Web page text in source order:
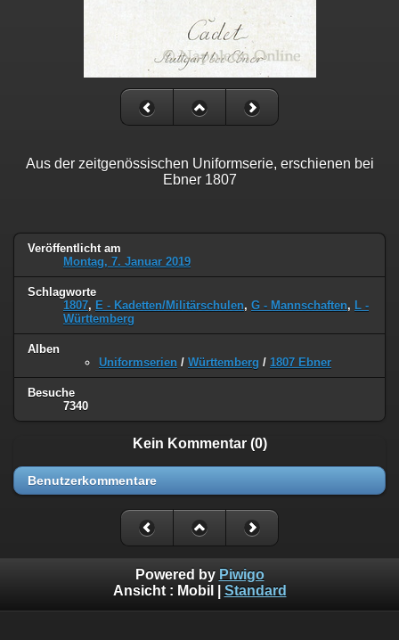
Aus der zeitgenössischen Uniformserie, erschienen bei
Ebner 1807
Veröffentlicht am
Montag, 7. Januar 2019
Schlagworte
1807, E - Kadetten/Militärschulen, G - Mannschaften, L -
Württemberg
Alben
Uniformserien / Württemberg / 1807 Ebner
Besuche
7340
Kein Kommentar (0)
Benutzerkommentare
Powered by Piwigo
Ansicht : Mobil Standard